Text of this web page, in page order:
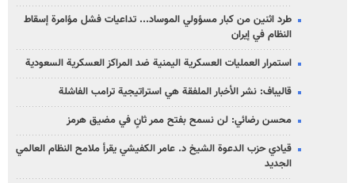
طرد اثنين من كبار مسؤولي الموساد... تداعيات فشل مؤامرة إسقاط
النظام في إيران
استمرار العمليات العسكرية اليمنية ضد المراكز العسكرية السعودية
قاليباف: نشر الأخبار الملفقة هي استراتيجية ترامب الفاشلة
محسن رضائي: لن نسمح بفتح ممر ثانٍ في مضيق هرمز
قيادي حزب الدعوة الشيخ د. عامر الكفيشي يقرأ ملامح النظام العالمي
الجديد